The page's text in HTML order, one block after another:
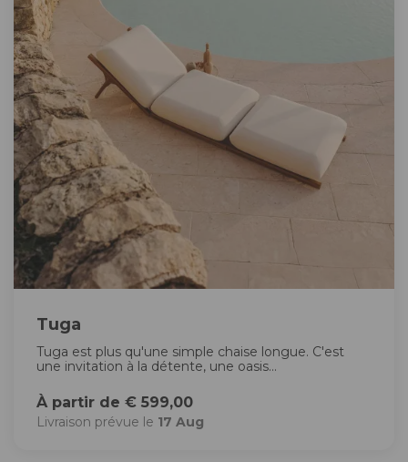
Tuga
Tuga est plus qu'une simple chaise longue. C'est
une invitation à la détente, une oasis...
À partir de € 599,00
Livraison prévue le 17 Aug